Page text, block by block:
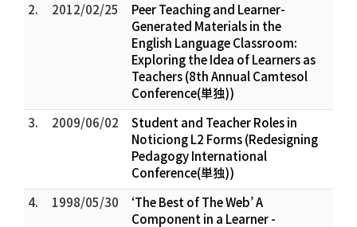
2.
2012/02/25
Peer Teaching and Learner-
Generated Materials in the
English Language Classroom:
Exploring the Idea of Learners as
Teachers (8th Annual Camtesol
Conference(単独))
3.
2009/06/02
Student and Teacher Roles in
Noticiong L2 Forms (Redesigning
Pedagogy International
Conference(単独))
4.
1998/05/30
‘The Best of The Web’ A
Component in a Learner -